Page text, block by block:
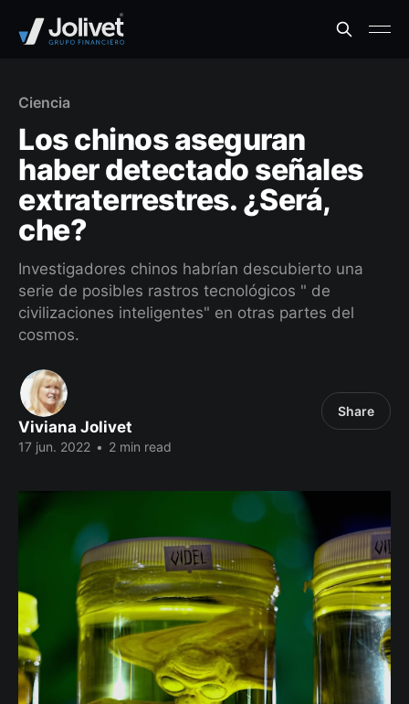
Ciencia
Los chinos aseguran
haber detectado señales
extraterrestres. ¿Será,
che?
Investigadores chinos habrían descubierto una
serie de posibles rastros tecnológicos " de
civilizaciones inteligentes" en otras partes del
cosmos.
Viviana Jolivet
17 jun. 2022 • 2 min read
Share